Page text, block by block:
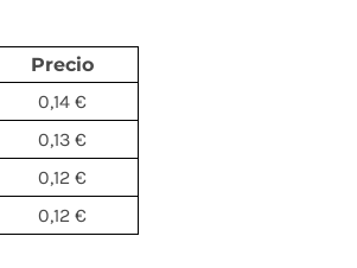
Precio
0,14 €
0,13 €
0,12 €
0,12 €